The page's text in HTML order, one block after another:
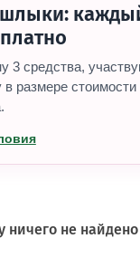
3 средства,
в размере стоимости
ничего не найдено